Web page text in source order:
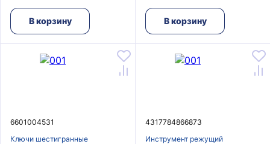
В корзину В корзину
6601004531
Ключи шестигранные
4317784866873
Инструмент режущий